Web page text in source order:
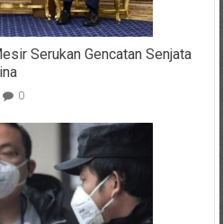
Serukan Gencatan Senjata
0